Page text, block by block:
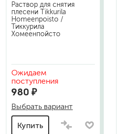
Раствор для снятия
плесени Tikkurila
Homeenpoisto /
Тиккурила
Хомеенпойсто
Ожидаем
поступления
980 ₽
Выбрать вариант
Купить